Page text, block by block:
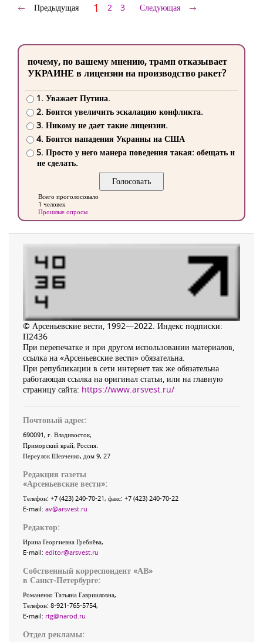
Предыдущая 1 2 3 Следующая
почему, по вашему мнению, трамп отказывает
УКРАИНЕ в лицензии на производство ракет?
1. Уважает Путина.
2. Боится увеличить эскалацию конфликта.
3. Никому не дает такие лицензии.
4. Боится нападения Украины на США
5. Просто у него манера поведения такая: обещать и
не сделать.
Всего проголосовало
1 человек
Прошлые опросы
© Арсеньевские вести, 1992—2022. Индекс подписки:
П2436
При перепечатке и при другом использовании материалов,
ссылка на «Арсеньевские вести» обязательна.
При републикации в сети интернет так же обязательна
работающая ссылка на оригинал статьи, или на главную
страницу сайта: https://www.arsvest.ru/
Почтовый адрес:
690091, г. Владивосток,
Приморский край, Россия
Переулок Шевченко, дом 9, 27
Редакция газеты
«Арсеньевские вести»:
Телефон: +7 (423) 240-70-21, факс: +7 (423) 240-70-22
E-mail: av@arsvest.ru
Редактор:
Ирина Георгиевна Гребнёва,
E-mail: editor@arsvest.ru
Собственный корреспондент «АВ»
в Санкт-Петербурге:
Романенко Татьяна Гаврииловна,
Телефон: 8-921-765-5754,
E-mail: rtg@narod.ru
Отдел рекламы: